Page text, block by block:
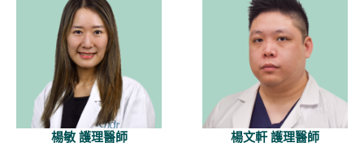
楊敏 護理醫師 楊文軒 護理醫師